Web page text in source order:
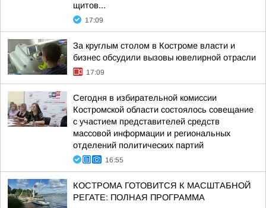
щитов...
17:09
За круглым столом в Костроме власти и
бизнес обсудили вызовы ювелирной отрасли
17:09
Сегодня в избирательной комиссии
Костромской области состоялось совещание
с участием представителей средств
массовой информации и региональных
отделений политических партий
16:55
КОСТРОМА ГОТОВИТСЯ К МАСШТАБНОЙ
РЕГАТЕ: ПОЛНАЯ ПРОГРАММА